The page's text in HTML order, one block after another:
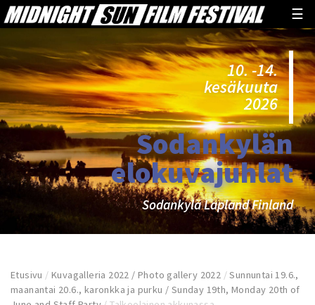
☰
10. -14.
kesäkuuta
2026
Sodankylän
elokuvajuhlat
Sodankylä Lapland Finland
Etusivu /Kuvagalleria 2022 / Photo gallery 2022 /Sunnuntai 19.6.,
maanantai 20.6., karonkka ja purku / Sunday 19th, Monday 20th of